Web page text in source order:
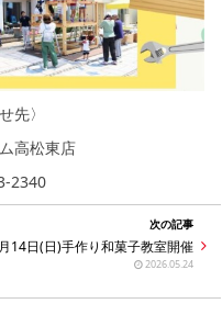
先〉
高松東店
2340
次の記事
14日(日)手作り和菓子教室開催
2026.05.24